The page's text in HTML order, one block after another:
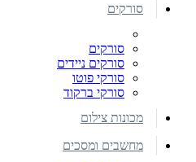
סורקים
סורקים
סורקים ניידים
סורקי פוטו
סורקי ברקוד
מכונות צילום
מחשבים ומסכים